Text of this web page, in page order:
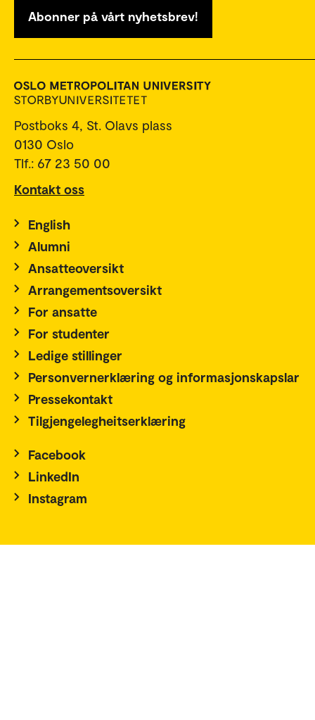
Abonner på vårt nyhetsbrev!
Postboks 4, St. Olavs plass
0130 Oslo
Tlf.: 67 23 50 00
Kontakt oss
English
Alumni
Ansatteoversikt
Arrangementsoversikt
For ansatte
For studenter
Ledige stillinger
Personvernerklæring og informasjonskapslar
Pressekontakt
Tilgjengelegheitserklæring
Facebook
LinkedIn
Instagram